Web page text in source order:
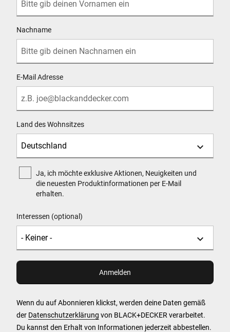
Nachname
E-Mail Adresse
Land des Wohnsitzes
Ja, ich möchte exklusive Aktionen, Neuigkeiten und
die neuesten Produktinformationen per E-Mail
erhalten.
Interessen (optional)
Wenn du auf Abonnieren klickst, werden deine Daten gemäß
der Datenschutzerklärung von BLACK+DECKER verarbeitet.
Du kannst den Erhalt von Informationen jederzeit abbestellen.